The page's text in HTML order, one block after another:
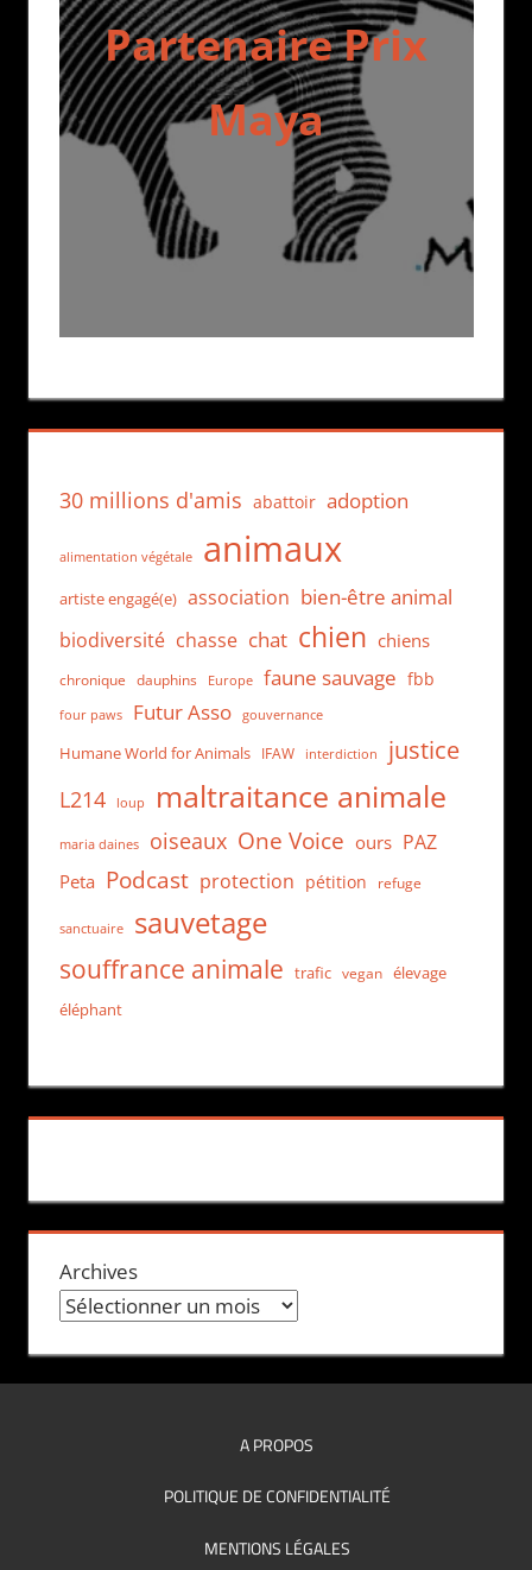
Partenaire Prix
Maya
30 millions d'amis abattoir adoption
alimentation végétale animaux
artiste engagé(e) association bien-être animal
biodiversité chasse chat chien chiens
chronique dauphins Europe faune sauvage fbb
four paws Futur Asso gouvernance
Humane World for Animals IFAW interdiction justice
L214 loup maltraitance animale
maria daines oiseaux One Voice ours PAZ
Peta Podcast protection pétition refuge
sanctuaire sauvetage
souffrance animale trafic vegan
élevage
éléphant
Archives
A PROPOS
POLITIQUE DE CONFIDENTIALITÉ
MENTIONS LÉGALES